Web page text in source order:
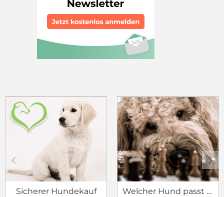
Sicherer Hundekauf Welcher Hund passt zu mir?
c d